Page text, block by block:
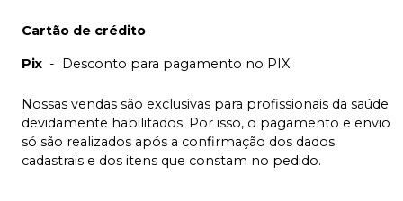
Cartão de crédito
Pix - Desconto para pagamento no PIX.
Nossas vendas são exclusivas para profissionais da saúde
devidamente habilitados. Por isso, o pagamento e envio
só são realizados após a confirmação dos dados
cadastrais e dos itens que constam no pedido.